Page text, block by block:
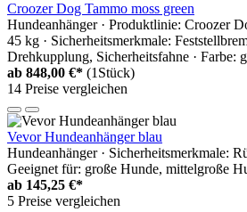
Croozer Dog Tammo moss green
Hundeanhänger · Produktlinie: Croozer
45 kg · Sicherheitsmerkmale:
Drehkupplung, Sicherheitsfahne · Farbe:
ab 848,00 €* (1Stück)
14 Preise vergleichen
Vevor Hundeanhänger blau
Hundeanhänger · Sicherheitsmerkmale:
Geeignet für: große Hunde, mittelgroße
ab 145,25 €*
5 Preise vergleichen